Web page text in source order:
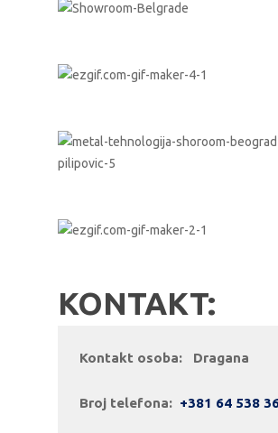
KONTAKT:
Kontakt osoba:   Dragana
Broj telefona: +381 64 538